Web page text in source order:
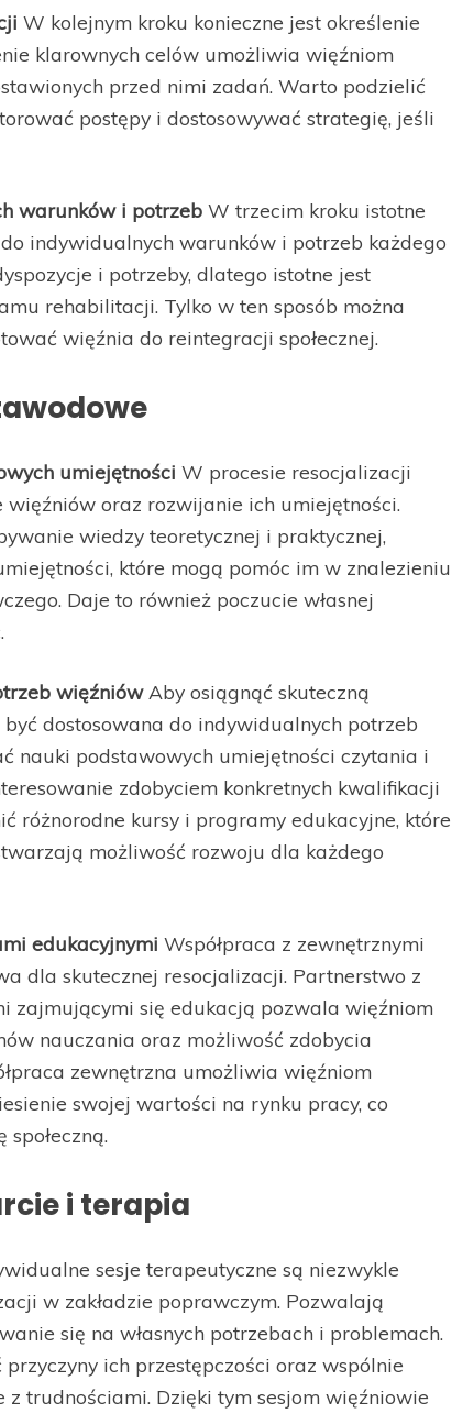
W kolejnym kroku konieczne jest określenie
klarownych celów umożliwia więźniom
przed nimi zadań. Warto podzielić
postępy i dostosowywać strategię, jeśli
warunków i potrzeb W trzecim kroku istotne
indywidualnych warunków i potrzeb każdego
i potrzeby, dlatego istotne jest
rehabilitacji. Tylko w ten sposób można
więźnia do reintegracji społecznej.
umiejętności W procesie resocjalizacji
więźniów oraz rozwijanie ich umiejętności.
wiedzy teoretycznej i praktycznej,
które mogą pomóc im w znalezieniu
Daje to również poczucie własnej
więźniówAby osiągnąć skuteczną
dostosowana do indywidualnych potrzeb
nauki podstawowych umiejętności czytania i
zdobyciem konkretnych kwalifikacji
różnorodne kursy i programy edukacyjne, które
możliwość rozwoju dla każdego
edukacyjnymi Współpraca z zewnętrznymi
dla skutecznej resocjalizacji. Partnerstwo z
zajmującymi się edukacją pozwala więźniom
nauczania oraz możliwość zdobycia
zewnętrzna umożliwia więźniom
swojej wartości na rynku pracy, co
i terapia
sesje terapeutyczne są niezwykle
w zakładzie poprawczym. Pozwalają
się na własnych potrzebach i problemach.
ich przestępczości oraz wspólnie
trudnościami. Dzięki tym sesjom więźniowie